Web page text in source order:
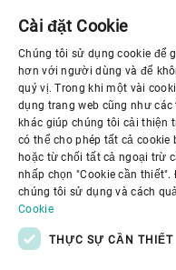
Quản trị Doanh
Về Chúng tôi
Liên kết hữu ích
Cài đặt Cookie
Chúng tôi sử dụng cookie để
hơn với người dùng và để
quý vị. Trong khi một vài
dụng trang web cũng như
khác giúp chúng tôi cải thiện
có thể cho phép tất cả cookie
hoặc từ chối tất cả ngoại trừ
nhấp chọn "Cookie cần
chúng tôi sử dụng và cách
Cookie
THỰC SỰ CẦN THIẾT